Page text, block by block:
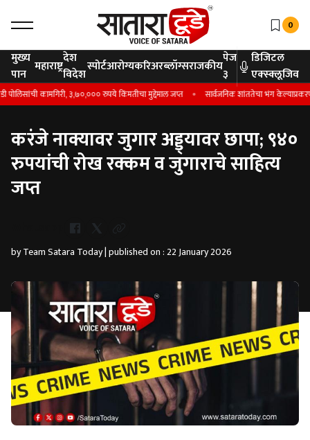
0
मुख्य
पान महाराष्ट्रदेश
विदेशस्पोर्टआरोग्यकरिअरब्लॉग्सराजकीयपेज
३
डिजिटल
एक्स्क्लूजिव
कामगिरी, ३,७०,००० रुपये किंमतीचा मुद्देमाल जप्त सार्वजनिक शांततेचा भंग केल्याप्रकरणी
करंजे नाक्यावर जुगार अड्ड्यावर छापा; ९४०
रुपयांची रोख रक्कम व जुगाराचे साहित्य
जप्त
by Team Satara Today | published on : 22 January 2026